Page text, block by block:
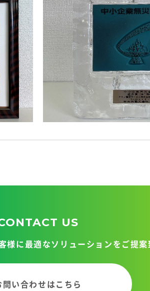
US
様に最適なソリューションを ご提案
問い合わせはこちら